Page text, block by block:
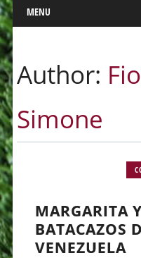
Main menu
Skip
to
content
MENU
Author:
Simone
MARGARITA
BATACAZOS
VENEZUELA